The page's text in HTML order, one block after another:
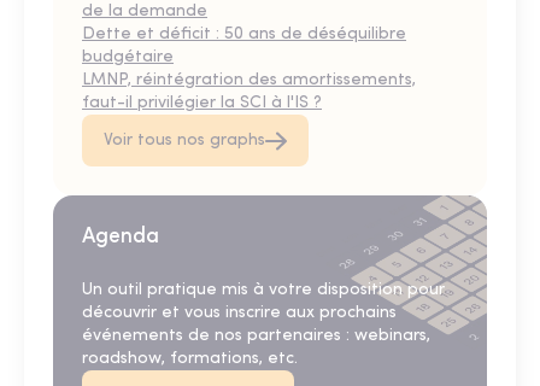
de la demande
Dette et déficit : 50 ans de déséquilibre
budgétaire
LMNP, réintégration des amortissements,
faut-il privilégier la SCI à l'IS ?
Voir tous nos graphs
Agenda
Un outil pratique mis à votre disposition pour
découvrir et vous inscrire aux prochains
événements de nos partenaires : webinars,
roadshow, formations, etc.